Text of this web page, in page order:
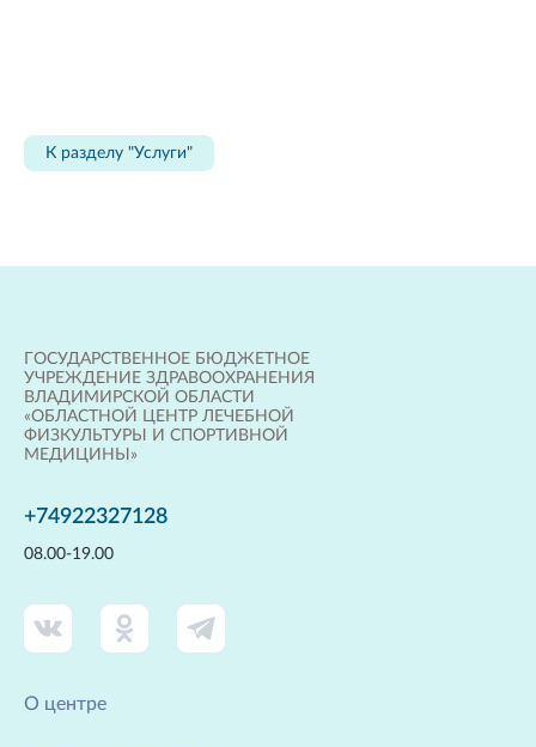
К разделу "Услуги"
ГОСУДАРСТВЕННОЕ БЮДЖЕТНОЕ
УЧРЕЖДЕНИЕ ЗДРАВООХРАНЕНИЯ
ВЛАДИМИРСКОЙ ОБЛАСТИ
«ОБЛАСТНОЙ ЦЕНТР ЛЕЧЕБНОЙ
ФИЗКУЛЬТУРЫ И СПОРТИВНОЙ
МЕДИЦИНЫ»
+74922327128
08.00-19.00
О центре